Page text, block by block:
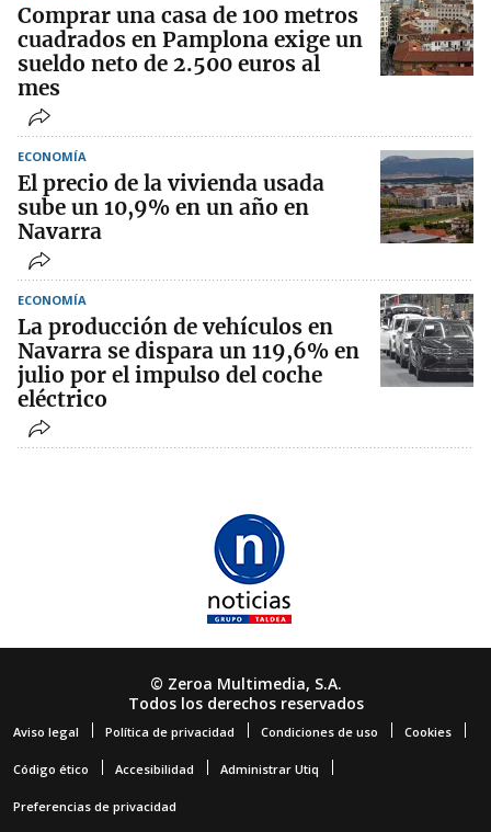
Comprar una casa de 100 metros
cuadrados en Pamplona exige un
sueldo neto de 2.500 euros al
mes
ECONOMÍA
El precio de la vivienda usada
sube un 10,9% en un año en
Navarra
ECONOMÍA
La producción de vehículos en
Navarra se dispara un 119,6% en
julio por el impulso del coche
eléctrico
© Zeroa Multimedia, S.A.
Todos los derechos reservados
Aviso legal Política de privacidad Condiciones de uso Cookies
Código ético Accesibilidad Administrar Utiq
Preferencias de privacidad